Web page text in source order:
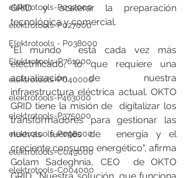
elektrotools-P092000
elektrotools-P027000
Elektrotools - P038000
Elektrotools-P761000
elektrotools-P040000
elektrotools-P463000
elektrotools-P375000
elektrotools-P098000
elektrotools-C049000
elektrotools-C004000
GRID y acelerar la preparación
tecnológica y comercial.
"El mundo  está cada vez más
electrificado, lo que requiere una
actualización de  nuestra
infraestructura eléctrica actual. OKTO
GRID tiene la misión de  digitalizar los
transformadores para gestionar las
nuevas fuentes de  energía y el
creciente consumo energético", afirma
Golam Sadeghnia, CEO  de OKTO